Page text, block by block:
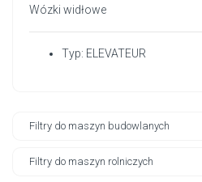
Wózki widłowe
Typ: ELEVATEUR
Filtry do maszyn budowlanych
Filtry do maszyn rolniczych